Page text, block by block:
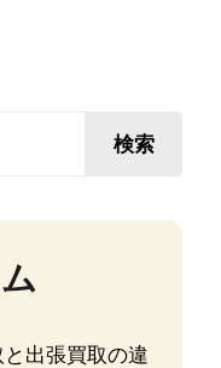
検索
出張買取の違